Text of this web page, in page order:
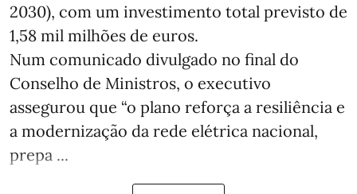
2030), com um investimento total previsto de
1,58 mil milhões de euros.
Num comunicado divulgado no final do
Conselho de Ministros, o executivo
assegurou que “o plano reforça a resiliência e
a modernização da rede elétrica nacional,
prepa ...